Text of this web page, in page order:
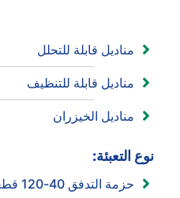
مناديل قابلة للتحلل
مناديل قابلة للتنظيف
مناديل الخيزران
نوع التعبئة:
حزمة التدفق 40-120 قطعة